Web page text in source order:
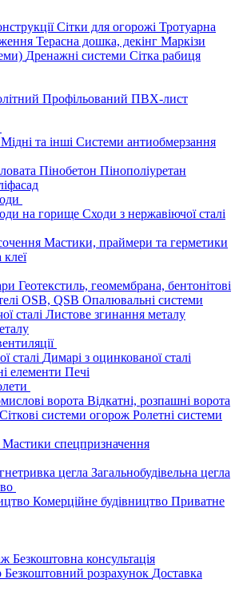
Сітки для огорожі Тротуарна
Терасна дошка, декінг Маркізи
Дренажні системи Сітка рабиця
Профільований ПВХ-лист
Мідні та інші Системи антиобмерзання
Пінобетон Пінополіуретан
на горище Сходи з нержавіючої сталі
Мастики, праймери та герметики
клеї
Геотекстиль, геомембрана, бентонітові
OSB, QSB Опалювальні системи
сталі Листове згинання металу
сталі Димарі з оцинкованої сталі
елементи Печі
ворота Відкатні, розпашні ворота
Сіткові системи огорож Ролетні системи
Мастики спецпризначення
цегла Загальнобудівельна цегла
Комерційне будівництво Приватне
Безкоштовна консультація
Безкоштовний розрахунок Доставка